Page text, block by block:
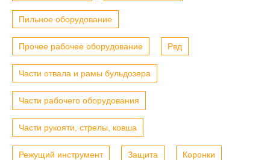
Пильное оборудование
Прочее рабочее оборудование Рвд
Части отвала и рамы бульдозера
Части рабочего оборудования
Части рукояти, стрелы, ковша
Режущий инструмент Защита Коронки